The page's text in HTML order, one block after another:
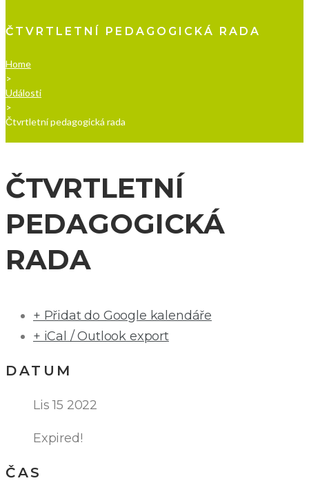
ČTVRTLETNÍ PEDAGOGICKÁ RADA
Home
>
Události
>
Čtvrtletní pedagogická rada
ČTVRTLETNÍ
PEDAGOGICKÁ
RADA
+ Přidat do Google kalendáře
+ iCal / Outlook export
DATUM
Lis 15 2022
Expired!
ČAS